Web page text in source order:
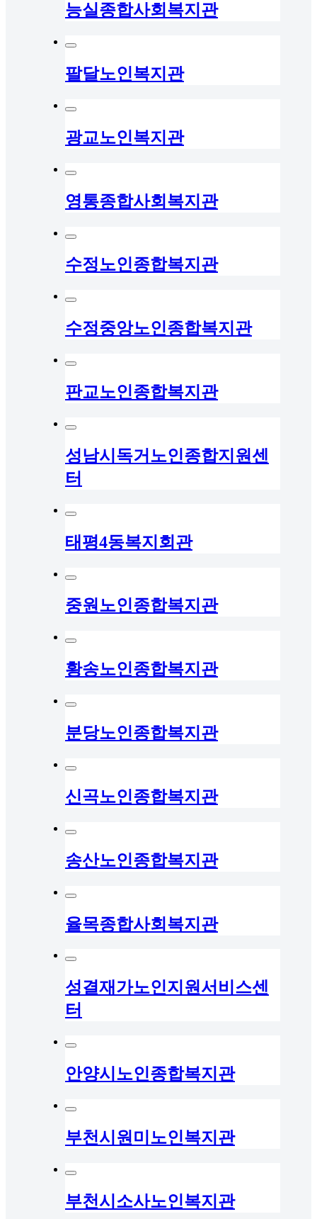
능실종합사회복지관
팔달노인복지관
광교노인복지관
영통종합사회복지관
수정노인종합복지관
수정중앙노인종합복지관
판교노인종합복지관
성남시독거노인종합지원센
터
태평4동복지회관
중원노인종합복지관
황송노인종합복지관
분당노인종합복지관
신곡노인종합복지관
송산노인종합복지관
율목종합사회복지관
성결재가노인지원서비스센
터
안양시노인종합복지관
부천시원미노인복지관
부천시소사노인복지관